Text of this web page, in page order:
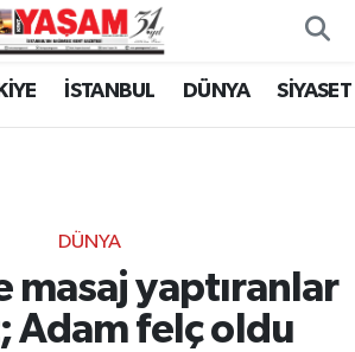
İSTANBUL DÜNYA SİYASET
DÜNYA
masaj yaptıranlar
Adam felç oldu